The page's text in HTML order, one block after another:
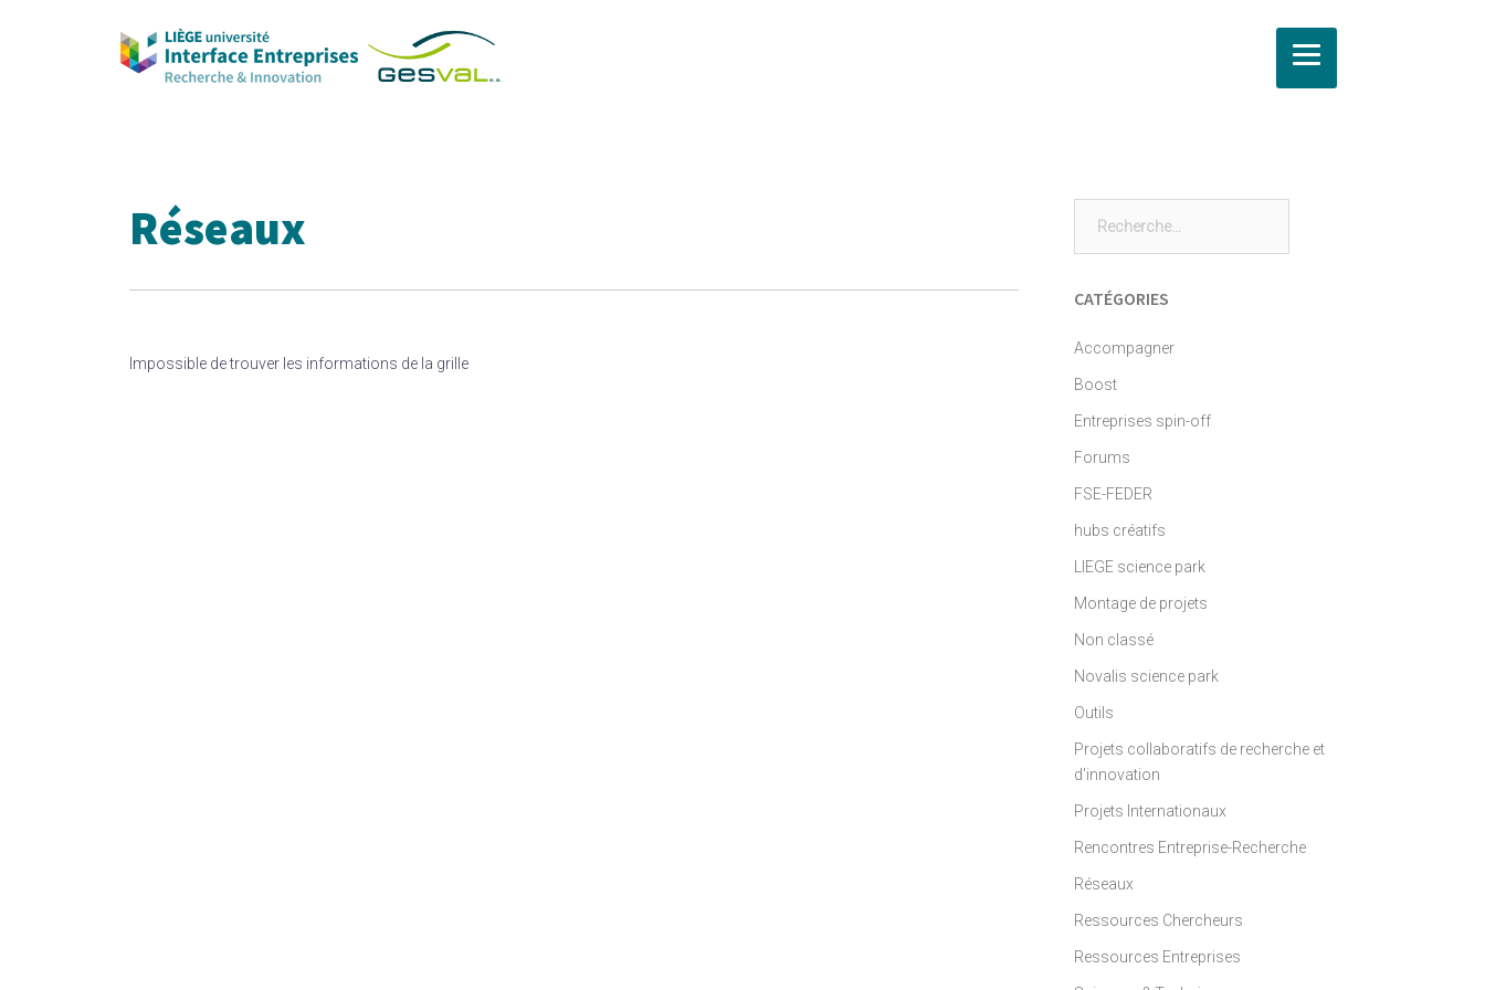
Réseaux
Impossible de trouver les informations de la grille
CATÉGORIES
Accompagner
Boost
Entreprises spin-off
Forums
FSE-FEDER
hubs créatifs
LIEGE science park
Montage de projets
Non classé
Novalis science park
Outils
Projets collaboratifs de recherche et
d'innovation
Projets Internationaux
Rencontres Entreprise-Recherche
Réseaux
Ressources Chercheurs
Ressources Entreprises